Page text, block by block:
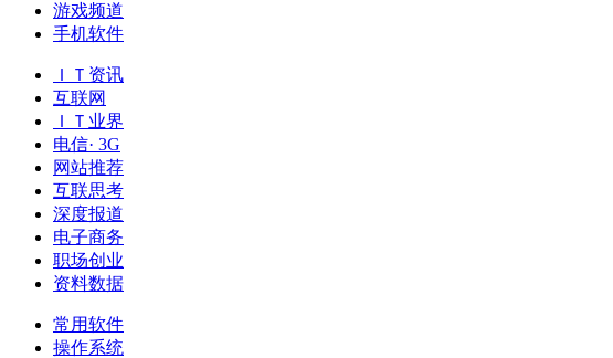
游戏频道
手机软件
ＩＴ资讯
互联网
ＩＴ业界
电信· 3G
网站推荐
互联思考
深度报道
电子商务
职场创业
资料数据
常用软件
操作系统